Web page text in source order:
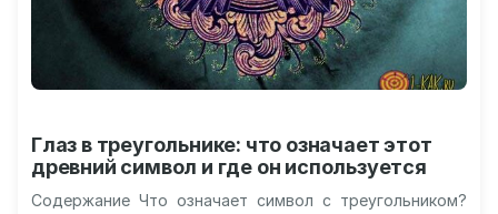
Глаз в треугольнике: что означает этот
древний символ и где он используется
Содержание Что означает символ с треугольником?